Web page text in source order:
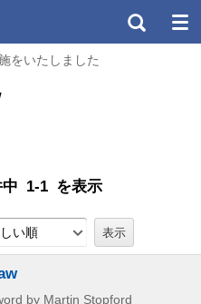
をいたしました
中 1-1 を表示
い順
by Martin Stopford